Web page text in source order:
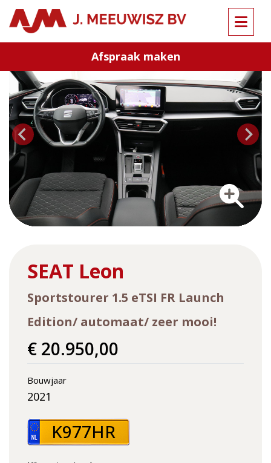
Afspraak maken
Terug naar overzicht
SEAT Leon
Sportstourer 1.5 eTSI FR Launch
Edition/ automaat/ zeer mooi!
€ 20.950,00
Bouwjaar
2021
K977HR